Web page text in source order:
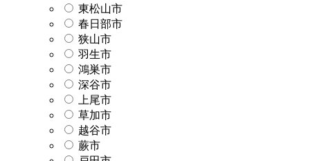
東松山市
春日部市
狭山市
羽生市
鴻巣市
深谷市
上尾市
草加市
越谷市
蕨市